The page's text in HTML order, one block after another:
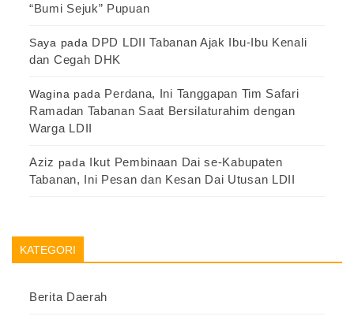
“Bumi Sejuk” Pupuan
Saya pada DPD LDII Tabanan Ajak Ibu-Ibu Kenali
dan Cegah DHK
Wagina pada Perdana, Ini Tanggapan Tim Safari
Ramadan Tabanan Saat Bersilaturahim dengan
Warga LDII
Aziz pada Ikut Pembinaan Dai se-Kabupaten
Tabanan, Ini Pesan dan Kesan Dai Utusan LDII
KATEGORI
Berita Daerah